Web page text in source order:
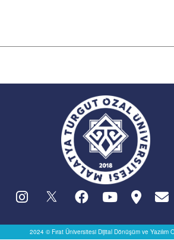
2024 © Fırat Üniversitesi Dijital Dönüşüm ve Yazılım